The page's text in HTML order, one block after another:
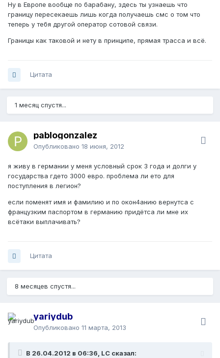
Ну в Европе вообще по барабану, здесь ты узнаешь что
границу пересекаешь лишь когда получаешь смс о том что
теперь у тебя другой оператор сотовой связи.
Границы как таковой и нету в принципе, прямая трасса и всё.
Цитата
1 месяц спустя...
pablogonzalez
Опубликовано 18 июня, 2012
я живу в германии у меня условный срок 3 года и долги у
государства гдето 3000 евро. проблема ли ето для
поступления в легион?
если поменят имя и фамилию и по окон4анию вернутса с
французким паспортом в германию придётса ли мне их
всётаки выплачивать?
Цитата
8 месяцев спустя...
yariydub
Опубликовано 11 марта, 2013
В 26.04.2012 в 06:36, LC сказал: